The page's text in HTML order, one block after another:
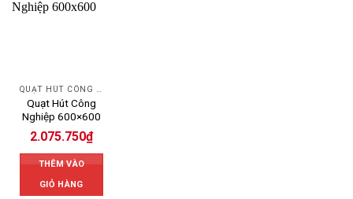
Quạt Hút Công
Nghiệp 600×600
2.075.750₫
THÊM VÀO
GIỎ HÀNG